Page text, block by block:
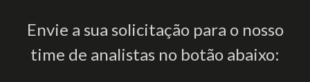
Envie a sua solicitação para o nosso
time de analistas no botão abaixo: